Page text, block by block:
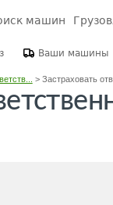
машин
Ваши машины
> Застраховать